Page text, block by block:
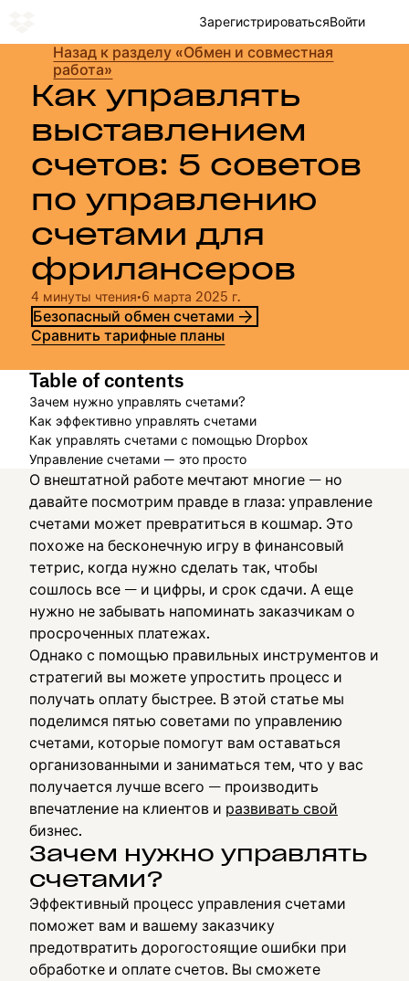
ЗарегистрироватьсяВойти
Назад к разделу «Обмен и совместная
работа»
Как управлять
выставлением
счетов: 5 советов
по управлению
счетами для
фрилансеров
4 минуты чтения•6 марта 2025 г.
Безопасный обмен счетами
Сравнить тарифные планы
Table of contents
Зачем нужно управлять счетами?
Как эффективно управлять счетами
Как управлять счетами с помощью Dropbox
Управление счетами — это просто
О внештатной работе мечтают многие — но
давайте посмотрим правде в глаза: управление
счетами может превратиться в кошмар. Это
похоже на бесконечную игру в финансовый
тетрис, когда нужно сделать так, чтобы
сошлось все — и цифры, и срок сдачи. А еще
нужно не забывать напоминать заказчикам о
просроченных платежах.
Однако с помощью правильных инструментов и
стратегий вы можете упростить процесс и
получать оплату быстрее. В этой статье мы
поделимся пятью советами по управлению
счетами, которые помогут вам оставаться
организованными и заниматься тем, что у вас
получается лучше всего — производить
впечатление на клиентов и развивать свой
бизнес.
Зачем нужно управлять
счетами?
Эффективный процесс управления счетами
поможет вам и вашему заказчику
предотвратить дорогостоящие ошибки при
обработке и оплате счетов. Вы сможете